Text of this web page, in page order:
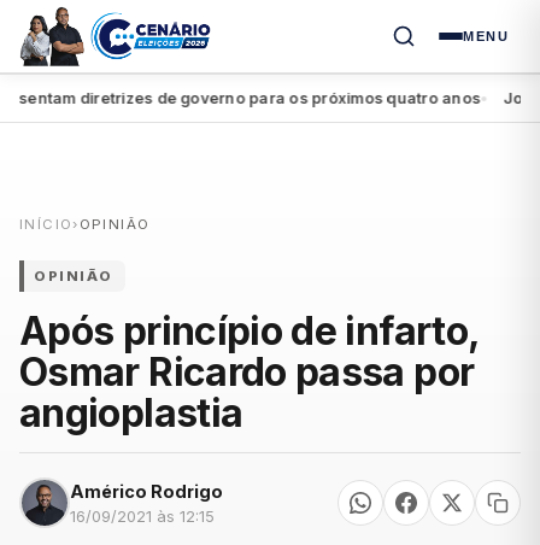
MENU
diretrizes de governo para os próximos quatro anos● João
INÍCIO › OPINIÃO
OPINIÃO
Após princípio de infarto,
Osmar Ricardo passa por
angioplastia
Américo Rodrigo
16/09/2021 às 12:15